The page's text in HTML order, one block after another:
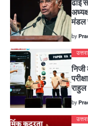
ढाई
मंडल
by
राहुल
by